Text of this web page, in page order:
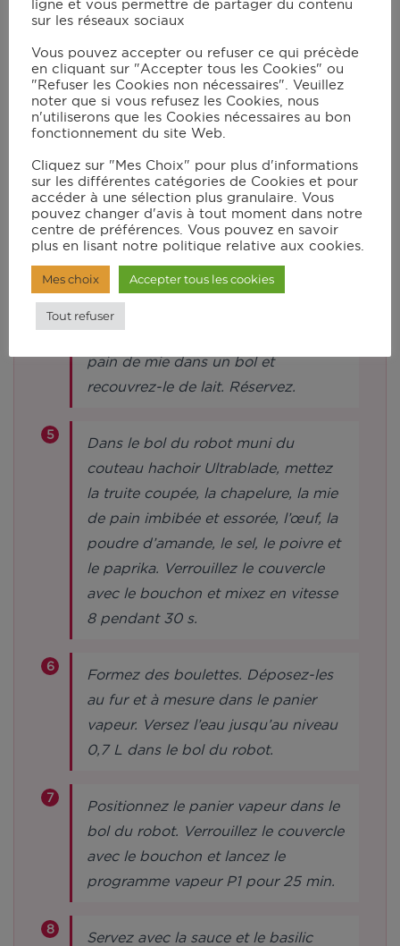
couvercle avec le bouchon et mixez
en vitesse 12 pendant 10 s.
Ajoutez les carottes coupées en
morceaux, la pulpe de tomate, la
couvercle avec le bouchon et lancez
le programme mijoté P2 pour 20
min.
Mixez à nouveau en vitesse 12
pendant 30 s. Réservez la sauce et
pain de mie dans un bol et
recouvrez-le de lait. Réservez.
Dans le bol du robot muni du
couteau hachoir Ultrablade, mettez
la truite coupée, la chapelure, la mie
de pain imbibée et essorée, l’œuf, la
poudre d’amande, le sel, le poivre et
le paprika. Verrouillez le couvercle
avec le bouchon et mixez en vitesse
8 pendant 30 s.
Formez des boulettes. Déposez-les
au fur et à mesure dans le panier
vapeur. Versez l’eau jusqu’au niveau
0,7 L dans le bol du robot.
Positionnez le panier vapeur dans le
bol du robot. Verrouillez le couvercle
avec le bouchon et lancez le
programme vapeur P1 pour 25 min.
Servez avec la sauce et le basilic
ligne et vous permettre de partager du contenu
sur les réseaux sociaux
Vous pouvez accepter ou refuser ce qui précède
en cliquant sur "Accepter tous les Cookies" ou
"Refuser les Cookies non nécessaires". Veuillez
noter que si vous refusez les Cookies, nous
n'utiliserons que les Cookies nécessaires au bon
fonctionnement du site Web.
Cliquez sur "Mes Choix" pour plus d'informations
sur les différentes catégories de Cookies et pour
accéder à une sélection plus granulaire. Vous
pouvez changer d'avis à tout moment dans notre
centre de préférences. Vous pouvez en savoir
plus en lisant notre politique relative aux cookies.
Mes choix Accepter tous les cookies
Tout refuser